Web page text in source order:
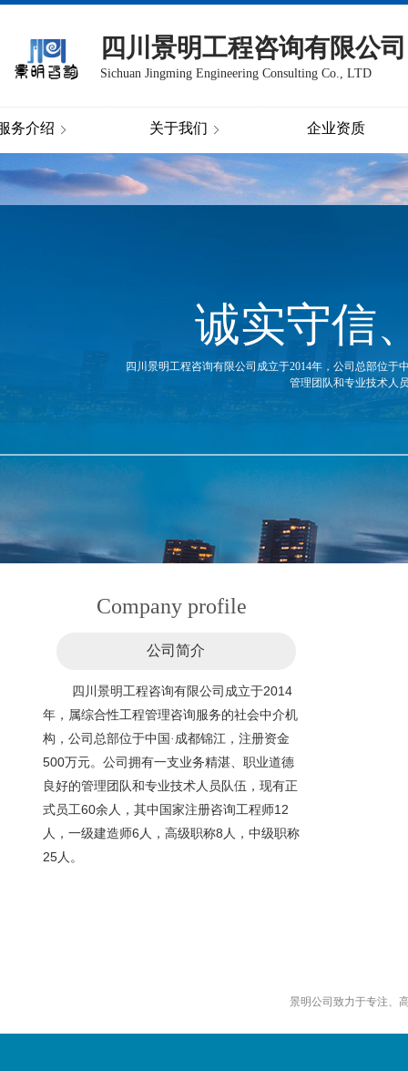
四川景明工程咨询有限公司
Sichuan Jingming Engineering Consulting Co., LTD
务介绍 关于我们 企业资质
诚实守信
四川景明工程咨询有限公司成立于2014年，公司总部位
管理团队和专业技术人
Company profile
公司简介
四川景明工程咨询有限公司成立于2014
年，属综合性工程管理咨询服务的社会中介机
构，公司总部位于中国·成都锦江，注册资金
500万元。公司拥有一支业务精湛、职业道德
良好的管理团队和专业技术人员队伍，现有正
式员工60余人，其中国家注册咨询工程师12
人，一级建造师6 人，高级职称8 人，中级职称
25人。
景明公司致力于专注、